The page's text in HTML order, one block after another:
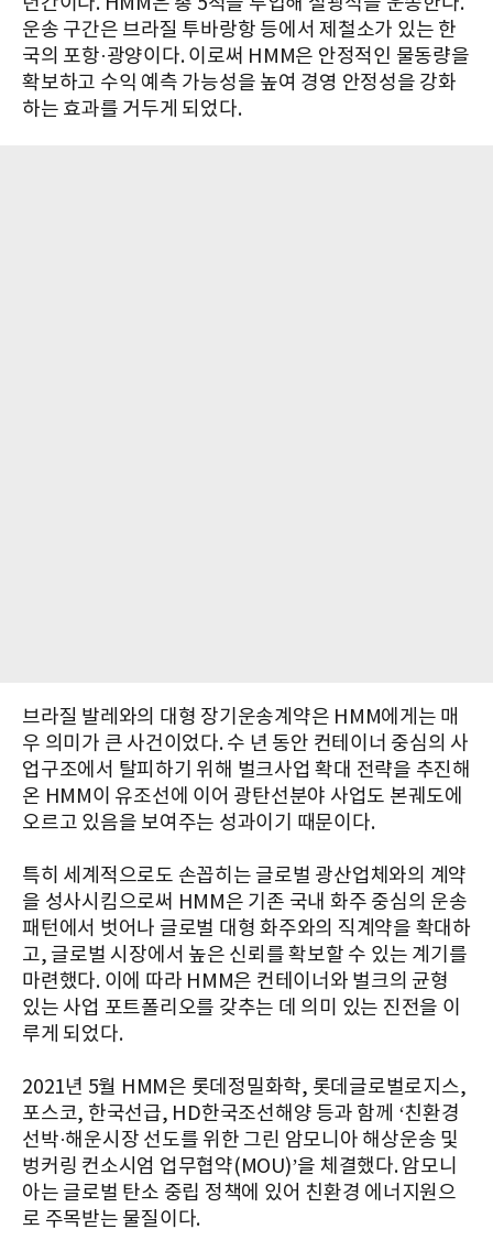
운송 구간은 브라질 투바랑항 등에서 제철소가 있는 한
국의 포항·광양이다. 이로써 HMM은 안정적인 물동량을
확보하고 수익 예측 가능성을 높여 경영 안정성을 강화
하는 효과를 거두게 되었다.
브라질 발레와의 대형 장기운송계약은 HMM에게는 매
우 의미가 큰 사건이었다. 수 년 동안 컨테이너 중심의 사
업구조에서 탈피하기 위해 벌크사업 확대 전략을 추진해
온 HMM이 유조선에 이어 광탄선분야 사업도 본궤도에
오르고 있음을 보여주는 성과이기 때문이다.
특히 세계적으로도 손꼽히는 글로벌 광산업체와의 계약
을 성사시킴으로써 HMM은 기존 국내 화주 중심의 운송
패턴에서 벗어나 글로벌 대형 화주와의 직계약을 확대하
고, 글로벌 시장에서 높은 신뢰를 확보할 수 있는 계기를
마련했다. 이에 따라 HMM은 컨테이너와 벌크의 균형
있는 사업 포트폴리오를 갖추는 데 의미 있는 진전을 이
루게 되었다.
2021년 5월 HMM은 롯데정밀화학, 롯데글로벌로지스,
포스코, 한국선급, HD한국조선해양 등과 함께 ‘친환경
선박·해운시장 선도를 위한 그린 암모니아 해상운송 및
벙커링 컨소시엄 업무협약(MOU)’을 체결했다. 암모니
아는 글로벌 탄소 중립 정책에 있어 친환경 에너지원으
로 주목받는 물질이다.